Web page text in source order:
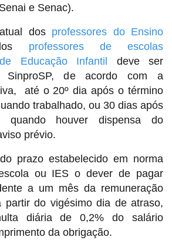
e Senac).
dos professores do Ensino
professores de escolas
Educação Infantil deve ser
SinproSP, de acordo com a
até o 20º dia após o término
trabalhado, ou 30 dias após
quando houver dispensa do
prévio.
prazo estabelecido em norma
ou IES o dever de pagar
a um mês da remuneração
partir do vigésimo dia de atraso,
diária de 0,2% do salário
da obrigação.